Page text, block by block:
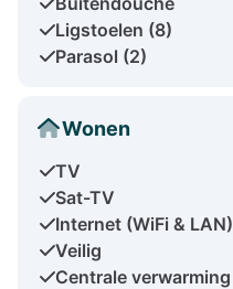
Ligstoelen (8)
Parasol (2)
Wonen
TV
Sat-TV
Internet (WiFi & LAN)
Veilig
Centrale verwarming